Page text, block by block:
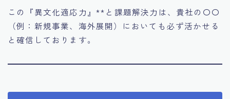
この『異文化適応力』**と課題解決力は、貴社の〇〇
（例：新規事業、海外展開）においても必ず活かせる
と確信しております。